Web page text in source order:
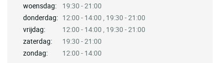
woensdag:
19:30 - 21:00
donderdag: 12:00 - 14:00 , 19:30 - 21:00
vrijdag:
12:00 - 14:00 , 19:30 - 21:00
zaterdag:
19:30 - 21:00
zondag:
12:00 - 14:00